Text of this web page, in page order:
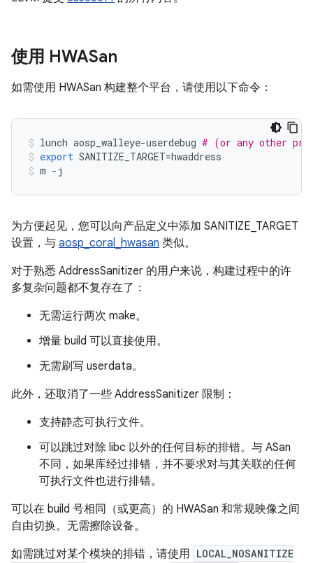
使用 HWASan
如需使用 HWASan 构建整个平台，请使用以下命令：
lunch aosp_walleye-userdebug # (or any other
export SANITIZE_TARGET=hwaddress
m - j
为方便起见，您可以向产品定义中添加 SANITIZE_TARGET
设置，与 aosp_coral_hwasan 类似。
对于熟悉 AddressSanitizer 的用户来说，构建过程中的许
多复杂问题都不复存在了：
无需运行两次 make。
增量 build 可以直接使用。
无需刷写 userdata。
此外，还取消了一些 AddressSanitizer 限制：
支持静态可执行文件。
可以跳过对除 libc 以外的任何目标的排错。与 ASan
不同，如果库经过排错，并不要求对与其关联的任何
可执行文件也进行排错。
可以在 build 号相同（或更高）的 HWASan 和常规映像之间
自由切换。无需擦除设备。
如需跳过对某个模块的排错，请使用 LOCAL_NOSANITIZE